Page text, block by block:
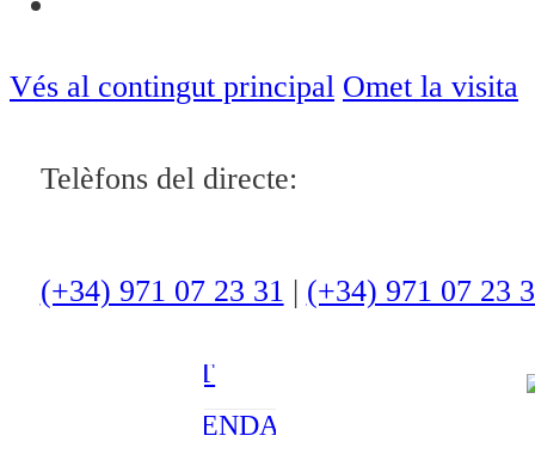
Vés al contingut principal Omet la visita
Telèfons del directe:
(+34) 971 07 23 31 | (+34) 971 07 23
CULTURA I
OCI
AMBIENT
AGENDA